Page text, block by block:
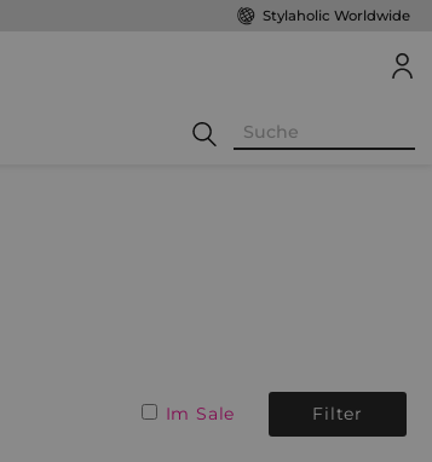
Stylaholic Worldwide
Im Sale Filter